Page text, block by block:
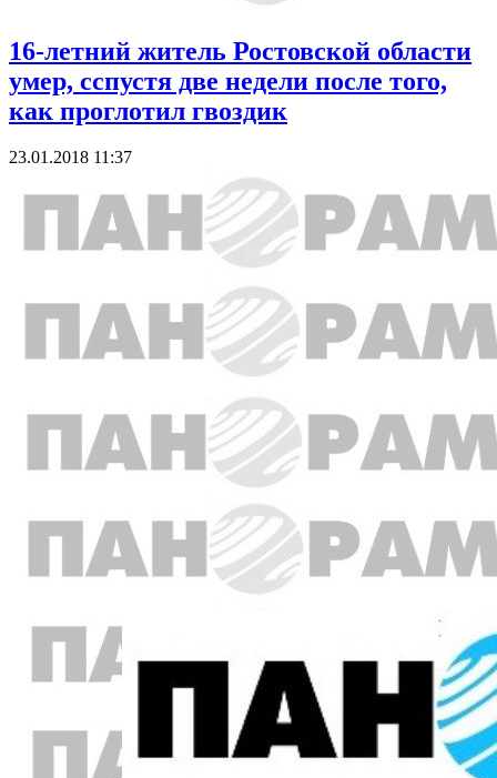
16-летний житель Ростовской области
умер, сспустя две недели после того,
как проглотил гвоздик
23.01.2018 11:37